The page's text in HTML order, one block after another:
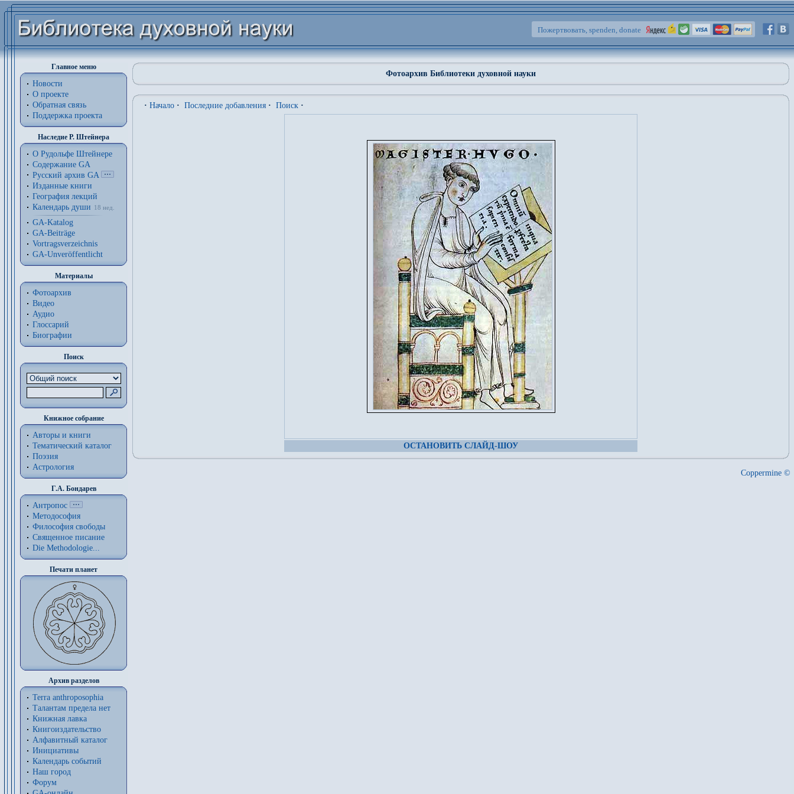
Пожертвовать, spenden, donate
Главное меню
Новости
О проекте
Обратная связь
Поддержка проекта
Наследие Р. Штейнера
О Рудольфе Штейнере
Содержание GA
Русский архив GA
Изданные книги
География лекций
Календарь души
18 нед.
GA-Katalog
GA-Beiträge
Vortragsverzeichnis
GA-Unveröffentlicht
Материалы
Фотоархив
Видео
Аудио
Глоссарий
Биографии
Поиск
Книжное собрание
Авторы и книги
Тематический каталог
Поэзия
Астрология
Г.А. Бондарев
Антропос
Методософия
Философия cвободы
Священное писание
Die Methodologie...
Печати планет
Архив разделов
Terra anthroposophia
Талантам предела нет
Книжная лавка
Книгоиздательство
Алфавитный каталог
Инициативы
Календарь событий
Наш город
Форум
Фотоархив Библиотеки духовной науки
· Начало · Последние добавления · Поиск ·
ОСТАНОВИТЬ СЛАЙД-ШОУ
Coppermine ©